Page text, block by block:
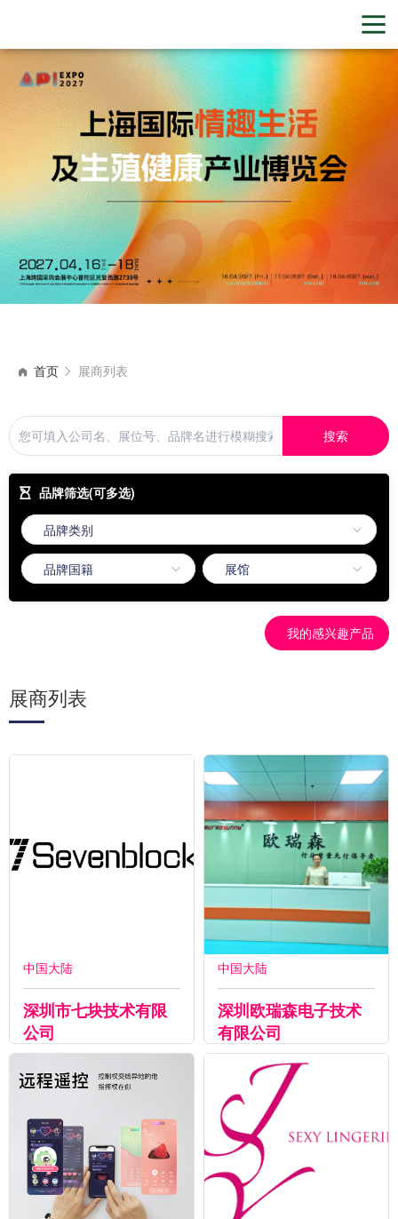
首页 展商列表
搜索
品牌筛选(可多选)
我的感兴趣产品
展商列表
中国大陆
深圳市七块技术有限
公司
中国大陆
深圳欧瑞森电子技术
有限公司